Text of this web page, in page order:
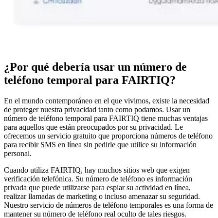
¿Por qué debería usar un número de
teléfono temporal para FAIRTIQ?
En el mundo contemporáneo en el que vivimos, existe la necesidad
de proteger nuestra privacidad tanto como podamos. Usar un
número de teléfono temporal para FAIRTIQ tiene muchas ventajas
para aquellos que están preocupados por su privacidad. Le
ofrecemos un servicio gratuito que proporciona números de teléfono
para recibir SMS en línea sin pedirle que utilice su información
personal.
Cuando utiliza FAIRTIQ, hay muchos sitios web que exigen
verificación telefónica. Su número de teléfono es información
privada que puede utilizarse para espiar su actividad en línea,
realizar llamadas de marketing o incluso amenazar su seguridad.
Nuestro servicio de números de teléfono temporales es una forma de
mantener su número de teléfono real oculto de tales riesgos.